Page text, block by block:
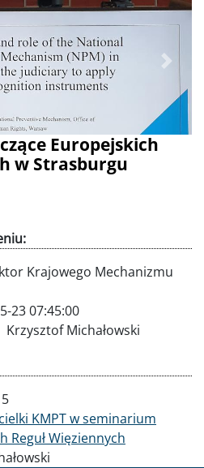
Europejskich
w Strasburgu
Dalej
Krajowego Mechanizmu
23 07:45:00
Krzysztof Michałowski
KMPT w seminarium
Reguł Więziennych